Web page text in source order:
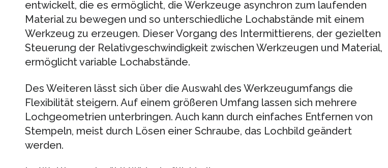
entwickelt, die es ermöglicht, die Werkzeuge asynchron zum laufenden
Material zu bewegen und so unterschiedliche Lochabstände mit einem
Werkzeug zu erzeugen. Dieser Vorgang des Intermittierens, der gezielten
Steuerung der Relativgeschwindigkeit zwischen Werkzeugen und Material,
ermöglicht variable Lochabstände.
Des Weiteren lässt sich über die Auswahl des Werkzeugumfangs die
Flexibilität steigern. Auf einem größeren Umfang lassen sich mehrere
Lochgeometrien unterbringen. Auch kann durch einfaches Entfernen von
Stempeln, meist durch Lösen einer Schraube, das Lochbild geändert
werden.